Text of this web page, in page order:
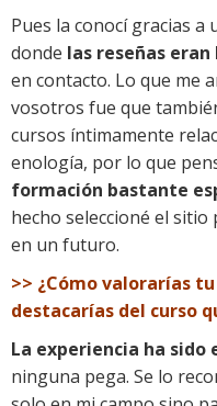
Pues la conocí gracias
donde las reseñas
en contacto. Lo que me
vosotros fue que
cursos íntimamente
enología, por lo que
formación bastante
hecho seleccioné el
en un futuro.
>> ¿Cómo valorarías tu
destacarías del curso
La experiencia ha sido
ninguna pega. Se lo